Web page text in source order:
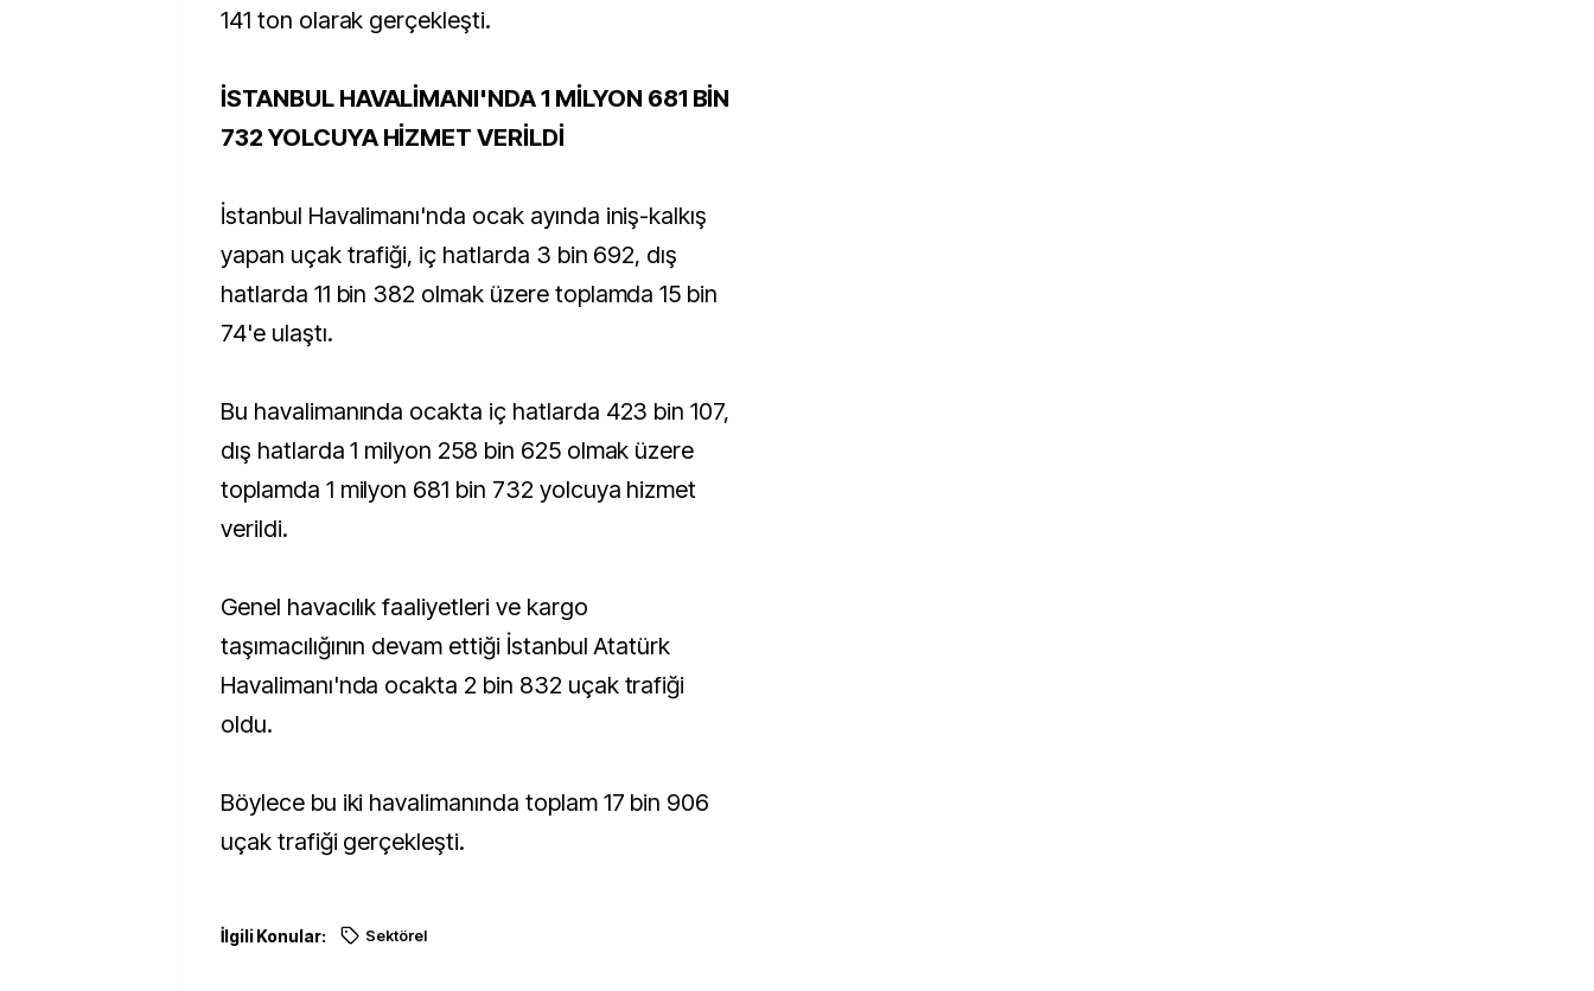
141 ton olarak gerçekleşti.
İSTANBUL HAVALİMANI'NDA 1 MİLYON 681 BİN
732 YOLCUYA HİZMET VERİLDİ
İstanbul Havalimanı'nda ocak ayında iniş-kalkış
yapan uçak trafiği, iç hatlarda 3 bin 692, dış
hatlarda 11 bin 382 olmak üzere toplamda 15 bin
74'e ulaştı.
Bu havalimanında ocakta iç hatlarda 423 bin 107,
dış hatlarda 1 milyon 258 bin 625 olmak üzere
toplamda 1 milyon 681 bin 732 yolcuya hizmet
verildi.
Genel havacılık faaliyetleri ve kargo
taşımacılığının devam ettiği İstanbul Atatürk
Havalimanı'nda ocakta 2 bin 832 uçak trafiği
oldu.
Böylece bu iki havalimanında toplam 17 bin 906
uçak trafiği gerçekleşti.
İlgili Konular: Sektörel